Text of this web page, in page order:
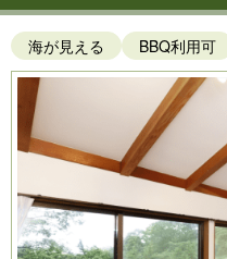
海が見える BBQ利用可